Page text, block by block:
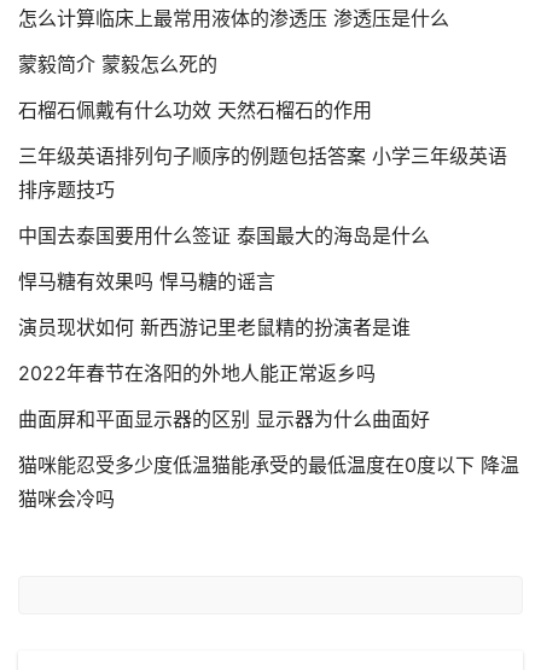
怎么计算临床上最常用液体的渗透压 渗透压是什么
蒙毅简介 蒙毅怎么死的
石榴石佩戴有什么功效 天然石榴石的作用
三年级英语排列句子顺序的例题包括答案 小学三年级英语
排序题技巧
中国去泰国要用什么签证 泰国最大的海岛是什么
悍马糖有效果吗 悍马糖的谣言
演员现状如何 新西游记里老鼠精的扮演者是谁
2022年春节在洛阳的外地人能正常返乡吗
曲面屏和平面显示器的区别 显示器为什么曲面好
猫咪能忍受多少度低温猫能承受的最低温度在0度以下 降温
猫咪会冷吗